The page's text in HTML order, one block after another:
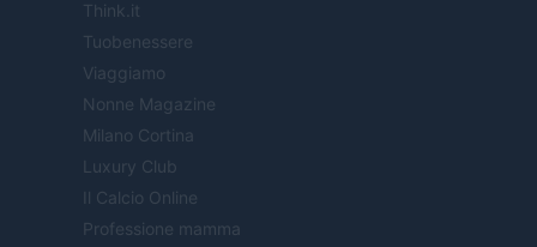
Think.it
Tuobenessere
Viaggiamo
Nonne Magazine
Milano Cortina
Luxury Club
Il Calcio Online
Professione mamma